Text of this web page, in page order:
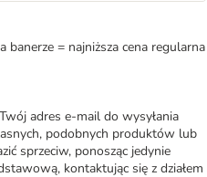
= najniższa cena regularna
adres e-mail do wysyłania
podobnych produktów lub
sprzeciw, ponosząc jedynie
kontaktując się z działem